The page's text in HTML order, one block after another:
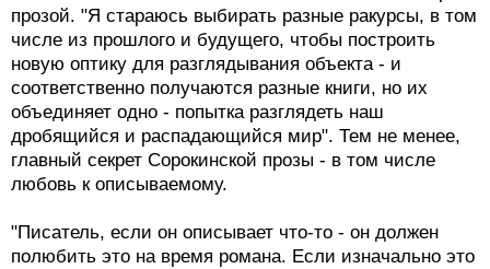
прозой. "Я стараюсь выбирать разные ракурсы, в том
числе из прошлого и будущего, чтобы построить
новую оптику для разглядывания объекта - и
соответственно получаются разные книги, но их
объединяет одно - попытка разглядеть наш
дробящийся и распадающийся мир". Тем не менее,
главный секрет Сорокинской прозы - в том числе
любовь к описываемому.
"Писатель, если он описывает что-то - он должен
полюбить это на время романа. Если изначально это